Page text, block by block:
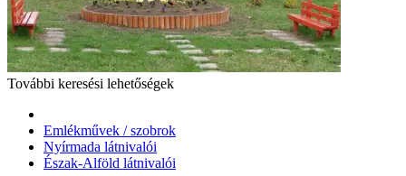
További keresési lehetőségek
Emlékművek / szobrok
Nyírmada látnivalói
Észak-Alföld látnivalói